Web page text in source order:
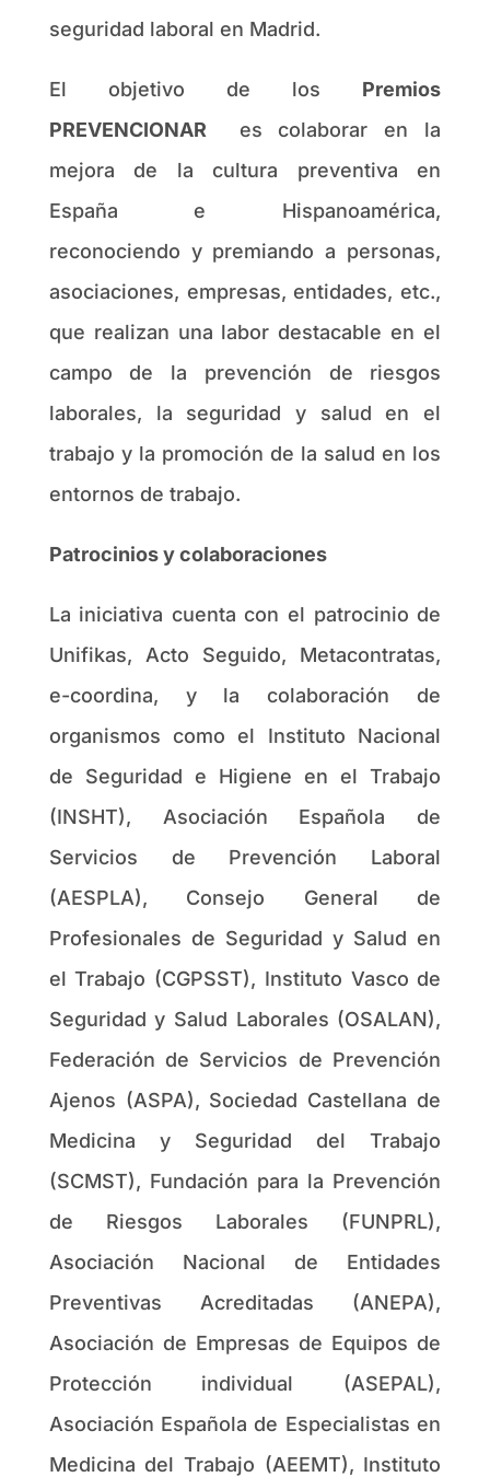
seguridad laboral en Madrid.
El objetivo de los Premios
PREVENCIONAR es colaborar en la
mejora de la cultura preventiva en
España e Hispanoamérica,
reconociendo y premiando a personas,
asociaciones, empresas, entidades, etc.,
que realizan una labor destacable en el
campo de la prevención de riesgos
laborales, la seguridad y salud en el
trabajo y la promoción de la salud en los
entornos de trabajo.
Patrocinios y colaboraciones
La iniciativa cuenta con el patrocinio de
Unifikas, Acto Seguido, Metacontratas,
e-coordina, y la colaboración de
organismos como el Instituto Nacional
de Seguridad e Higiene en el Trabajo
(INSHT), Asociación Española de
Servicios de Prevención Laboral
(AESPLA), Consejo General de
Profesionales de Seguridad y Salud en
el Trabajo (CGPSST), Instituto Vasco de
Seguridad y Salud Laborales (OSALAN),
Federación de Servicios de Prevención
Ajenos (ASPA), Sociedad Castellana de
Medicina y Seguridad del Trabajo
(SCMST), Fundación para la Prevención
de Riesgos Laborales (FUNPRL),
Asociación Nacional de Entidades
Preventivas Acreditadas (ANEPA),
Asociación de Empresas de Equipos de
Protección individual (ASEPAL),
Asociación Española de Especialistas en
Medicina del Trabajo (AEEMT), Instituto